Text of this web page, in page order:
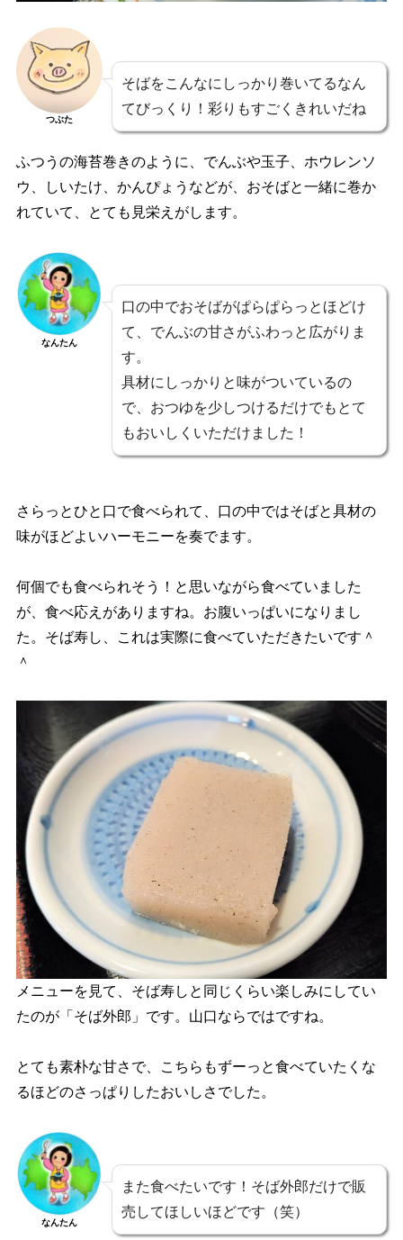
つぶた
そばをこんなにしっかり巻いてるなん
てびっくり！彩りもすごくきれいだね
ふつうの海苔巻きのように、でんぶや玉子、ホウレンソ
ウ、しいたけ、かんぴょうなどが、おそばと一緒に巻か
れていて、とても見栄えがします。
なんたん
口の中でおそばがぱらぱらっとほどけ
て、でんぶの甘さがふわっと広がりま
す。
具材にしっかりと味がついているの
で、おつゆを少しつけるだけでもとて
もおいしくいただけました！
さらっとひと口で食べられて、口の中ではそばと具材の
味がほどよいハーモニーを奏でます。
何個でも食べられそう！と思いながら食べていました
が、食べ応えがありますね。お腹いっぱいになりまし
た。そば寿し、これは実際に食べていただきたいです＾
＾
メニューを見て、そば寿しと同じくらい楽しみにしてい
たのが「そば外郎」です。山口ならではですね。
とても素朴な甘さで、こちらもずーっと食べていたくな
るほどのさっぱりしたおいしさでした。
なんたん
また食べたいです！そば外郎だけで販
売してほしいほどです（笑）